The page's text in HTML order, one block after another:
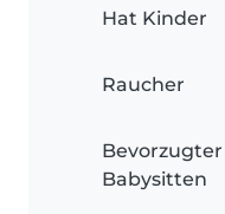
Hat Kinder
Raucher
Babysitten